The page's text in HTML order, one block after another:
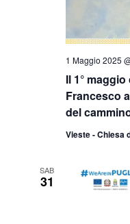
Il 1°
Francesco
del
1 Maggio 2025
Vieste - Chiesa
SAB
31